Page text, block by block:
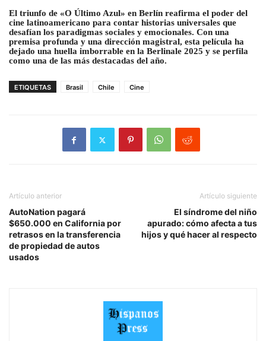
El triunfo de «O Último Azul» en Berlín reafirma el poder del
cine latinoamericano para contar historias universales que
desafían los paradigmas sociales y emocionales. Con una
premisa profunda y una dirección magistral, esta película ha
dejado una huella imborrable en la Berlinale 2025 y se perfila
como una de las más destacadas del año.
ETIQUETAS Brasil Chile Cine
Artículo anterior
AutoNation pagará
$650.000 en California por
retrasos en la transferencia
de propiedad de autos
usados
Artículo siguiente
El síndrome del niño
apurado: cómo afecta a tus
hijos y qué hacer al respecto